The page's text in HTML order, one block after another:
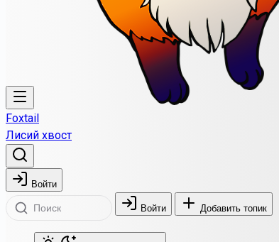
Foxtail
Лисий хвост
Войти
Войти Добавить топик